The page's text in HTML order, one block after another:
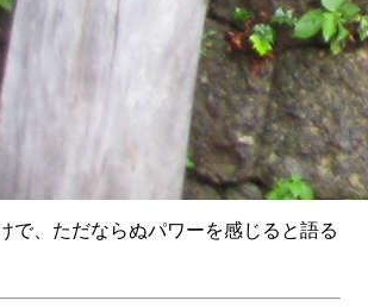
で、ただならぬパワーを感じると語る